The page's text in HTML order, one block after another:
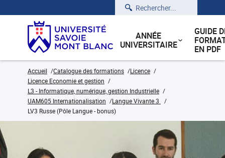
Rechercher
ANNÉE
UNIVERSITAIRE
GUIDE
EN PDF
Accueil Catalogue des formations
Licence
Licence Economie et gestion
L3 - Informatique, numérique, gestion Industrielle
UAM605 Internationalisation
Langue Vivante 3
LV3 Russe (Pôle Langue - bonus)